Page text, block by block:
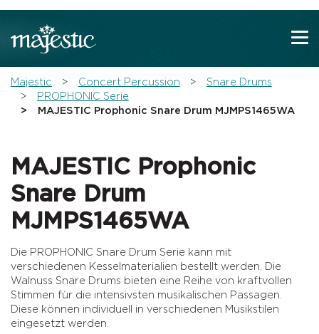
Diese Meldung nicht mehr anzeigen
Majestic Concert Percussion
Snare Drums
PROPHONIC Serie
MAJESTIC Prophonic Snare Drum MJMPS1465WA
MAJESTIC Prophonic
Snare Drum
MJMPS1465WA
Die PROPHONIC Snare Drum Serie kann mit
verschiedenen Kesselmaterialien bestellt werden. Die
Walnuss Snare Drums bieten eine Reihe von kraftvollen
Stimmen für die intensivsten musikalischen Passagen.
Diese können individuell in verschiedenen Musikstilen
eingesetzt werden.